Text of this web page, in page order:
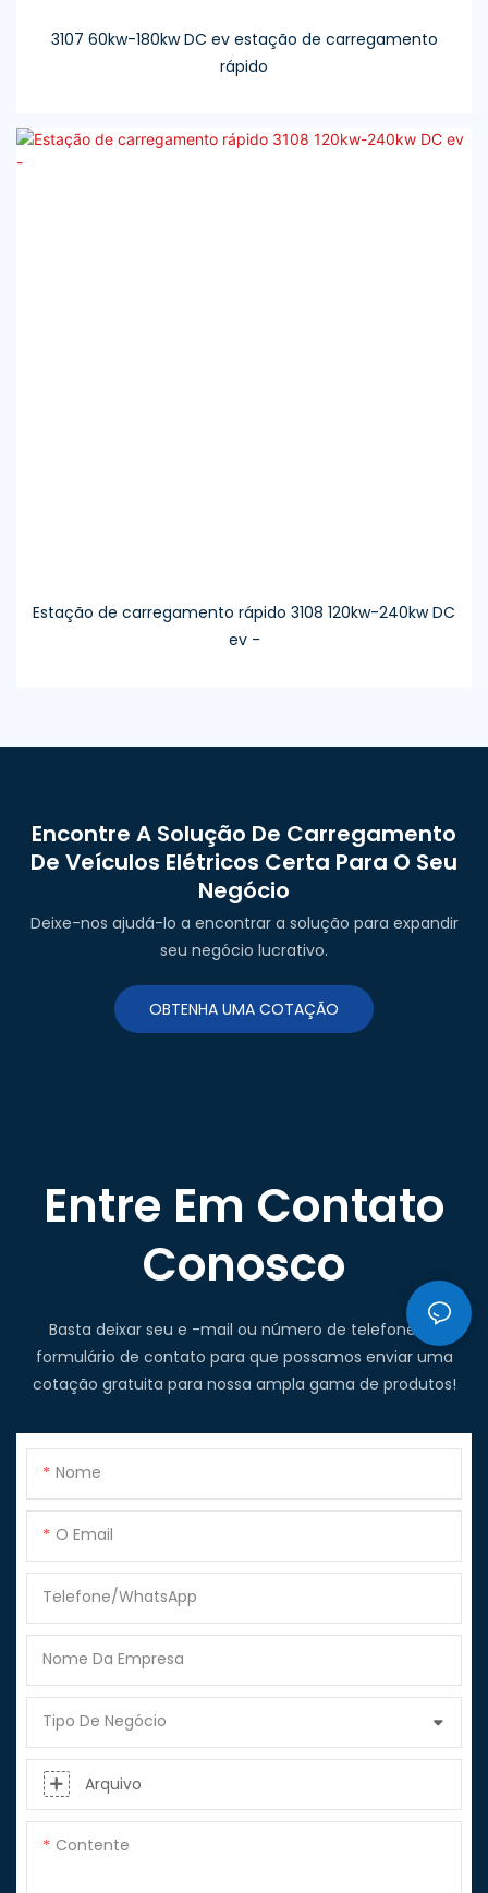
3107 60kw-180kw DC ev estação de carregamento
rápido
Estação de carregamento rápido 3108 120kw-240kw DC
ev -
Encontre A Solução De Carregamento
De Veículos Elétricos Certa Para O Seu
Negócio
Deixe-nos ajudá-lo a encontrar a solução para expandir
seu negócio lucrativo.
OBTENHA UMA COTAÇÃO
Entre Em Contato
Conosco
Basta deixar seu e -mail ou número de telefone no
formulário de contato para que possamos enviar uma
cotação gratuita para nossa ampla gama de produtos!
Nome
O Email
Telefone/WhatsApp
Nome Da Empresa
Tipo De Negócio
Arquivo
Contente